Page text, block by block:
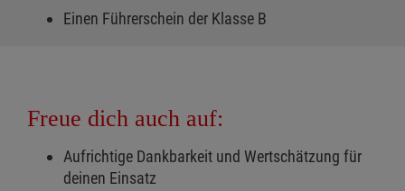
Einen Führerschein der Klasse B
Freue dich auch auf:
Aufrichtige Dankbarkeit und Wertschätzung für
deinen Einsatz